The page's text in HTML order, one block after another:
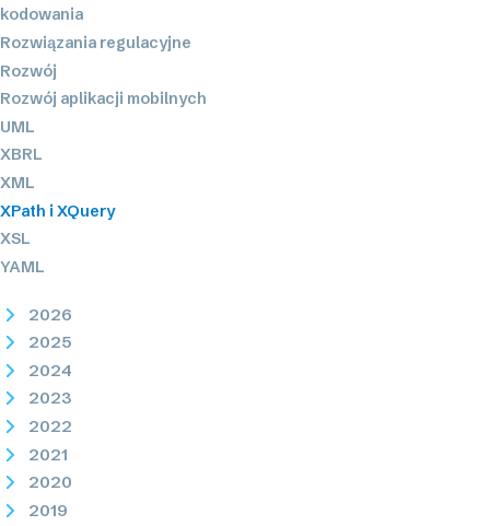
kodowania
Rozwiązania regulacyjne
Rozwój
Rozwój aplikacji mobilnych
UML
XBRL
XML
XPath i XQuery
XSL
YAML
2026
2025
2024
2023
2022
2021
2020
2019